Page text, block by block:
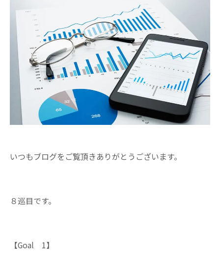
いつもブログをご覧頂きありがとうございます。
８巡目です。
【Goal 1】